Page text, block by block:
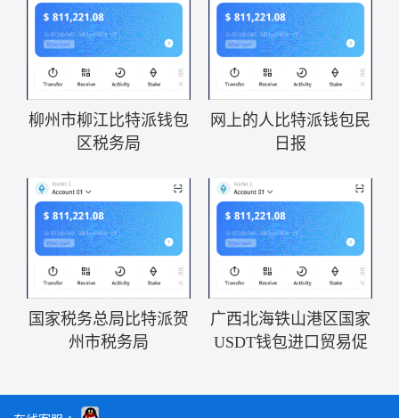
柳州市柳江比特派钱包
区税务局
网上的人比特派钱包民
日报
国家税务总局比特派贺
州市税务局
广西北海铁山港区国家
USDT钱包进口贸易促